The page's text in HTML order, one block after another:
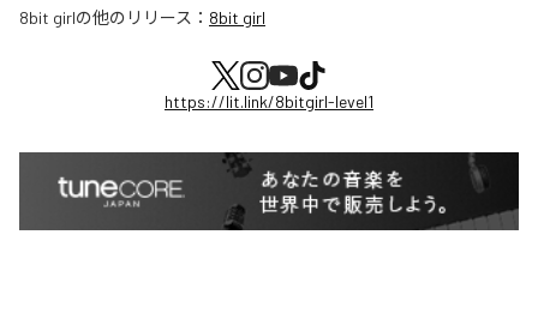
8bit girlの他のリリース： 8bit girl
https://lit.link/8bitgirl-level1